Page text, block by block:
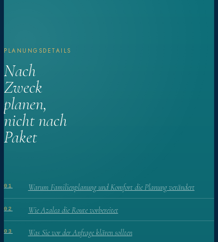
PLANUNGSDETAILS
Nach
Zweck
planen,
nicht nach
Paket
01 Warum Familienplanung und Komfort die Planung verändert
02 Wie Azalea die Route vorbereitet
03 Was Sie vor der Anfrage klären sollten